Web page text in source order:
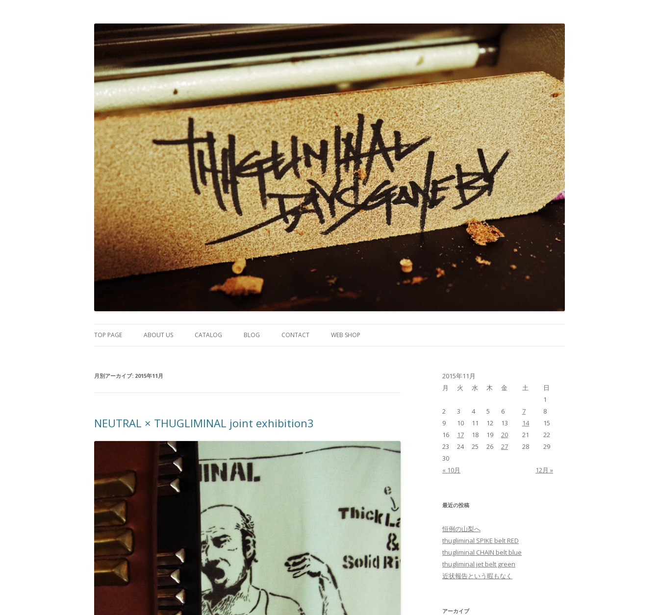
TOP PAGE ABOUT US CATALOG BLOG CONTACT WEB SHOP
月別アーカイブ: 2015年11月
NEUTRAL × THUGLIMINAL joint exhibition3
2015年11月
月
火 水 木 金 土 日
« 10月 12月 »
1
2
3 4 5 6 7
8
9
10 11 12 13 14
15
16
17 18 19 20 21
22
23
24 25 26 27 28
29
30
最近の投稿
恒例の山梨へ
thugliminal SPIKE belt RED
thugliminal CHAIN belt blue
thugliminal jet belt green
近状報告という暇もなく
アーカイブ